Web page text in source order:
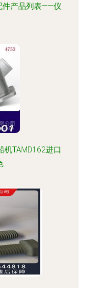
件产品列表——仪
TAMD162进口